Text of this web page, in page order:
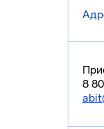
8